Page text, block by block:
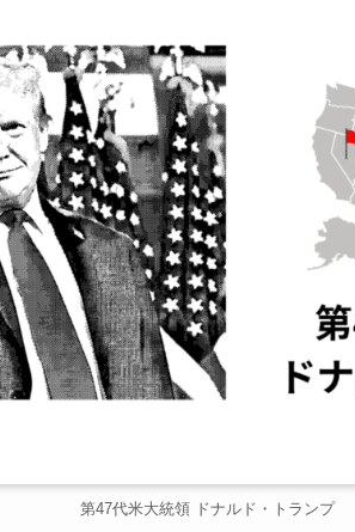
第47代米大統領 ドナルド・トランプ